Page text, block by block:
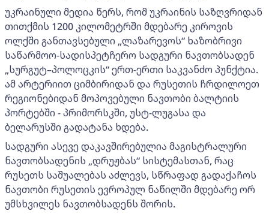
უკრაინული მედია წერს, რომ უკრაინის საზღვრიდან
თითქმის 1200 კილომეტრში მდებარე კიროვის
ოლქში განთავსებული „ლაზარევოს“ ხაზობრივი
საწარმოო-სადისპეტჩერო სადგური ნავთობსადენ
„სურგუტ–პოლოცკის“ ერთ-ერთი საკვანძო პუნქტია.
ამ არტერიით ციმბირიდან და რუსეთის ჩრდილოეთ
რეგიონებიდან მოპოვებული ნავთობი ბალტიის
პორტებში - პრიმორსკში, უსტ-ლუგასა და
ბელარუსში გადატანა ხდება.
სადგური ასევე დაკავშირებულია მაგისტრალური
ნავთობსადენის „დრუჟბას“ სისტემასთან, რაც
რუსეთს საშუალებას აძლევს, სწრაფად გადაქაჩოს
ნავთობი რუსეთის ევროპულ ნაწილში მდებარე ორ
უმსხვილეს ნავთობსადენს შორის.